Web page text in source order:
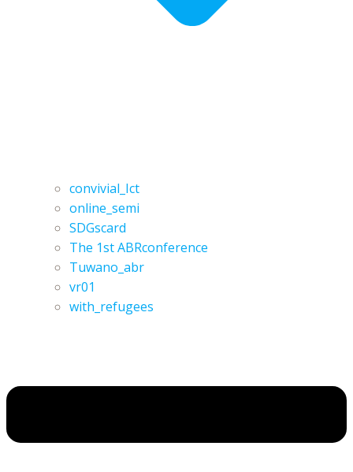
convivial_Ict
online_semi
SDGscard
The 1st ABRconference
Tuwano_abr
vr01
with_refugees